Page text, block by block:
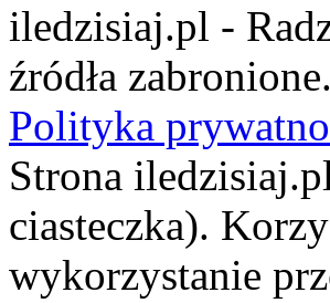
iledzisiaj.pl -
źródła
Polityka
Strona
ciasteczka).
wykorzystanie